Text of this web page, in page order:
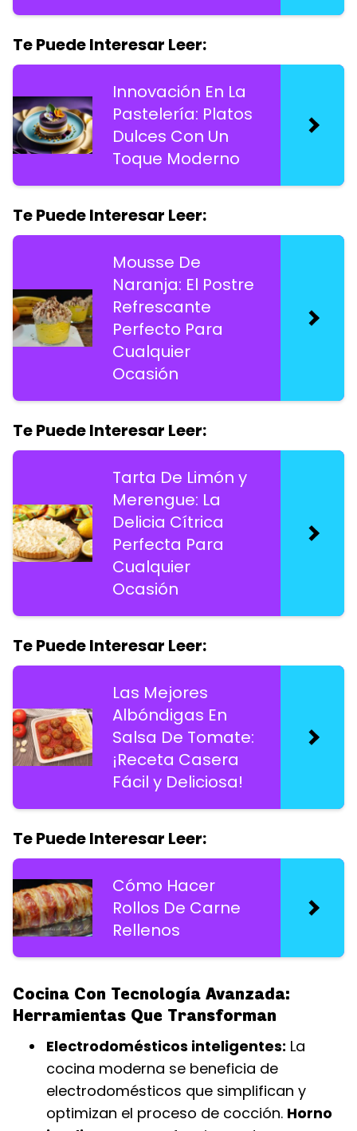
Te Puede Interesar Leer:
Innovación En La
Pastelería: Platos
Dulces Con Un
Toque Moderno
Te Puede Interesar Leer:
Mousse De
Naranja: El Postre
Refrescante
Perfecto Para
Cualquier
Ocasión
Te Puede Interesar Leer:
Tarta De Limón y
Merengue: La
Delicia Cítrica
Perfecta Para
Cualquier
Ocasión
Te Puede Interesar Leer:
Las Mejores
Albóndigas En
Salsa De Tomate:
¡Receta Casera
Fácil y Deliciosa!
Te Puede Interesar Leer:
Cómo Hacer
Rollos De Carne
Rellenos
Cocina Con Tecnología Avanzada:
Herramientas Que Transforman
Electrodomésticos inteligentes: La
cocina moderna se beneficia de
electrodomésticos que simplifican y
optimizan el proceso de cocción. Horno